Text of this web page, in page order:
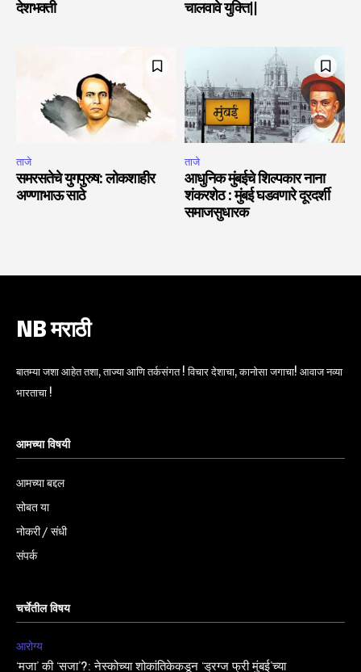
देशभक्ती
चालवावे युक्ति||
ताजे
समरसतेचे युगपुरुष: लोकशाहीर
अण्णाभाऊ साठे
ताजे
आधुनिक मुंबईचे शिल्पकार नाना
शंकरशेठ : मुंबई घडवणारे दूरदर्शी
समाजसुधारक
NB मराठी
बातम्या जशा आहेत तशा, ताज्या आणि तर्कसंगत ! विचार देशाचा, कानोसा जगाचा! आवाज नव्या
भारताचा !
आमच्या विषयी
आमच्या बद्दल
सोबत या
नोकरी / संधी
संपर्क
चर्चेतील विषय
आरोग्य
‘मजा’ की ‘सजा’?: नेस्कोच्या शोकांतिकेकडून ‘ड्रग्ज फ्री मुंबई’च्या